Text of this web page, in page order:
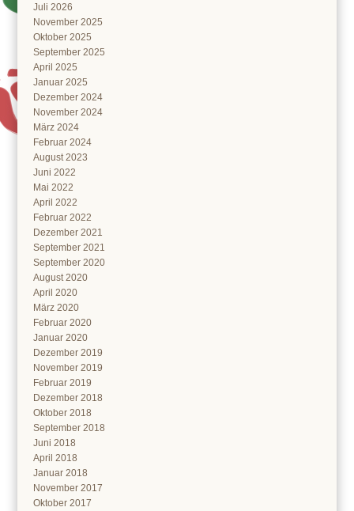
Juli 2026
November 2025
Oktober 2025
September 2025
April 2025
Januar 2025
Dezember 2024
November 2024
März 2024
Februar 2024
August 2023
Juni 2022
Mai 2022
April 2022
Februar 2022
Dezember 2021
September 2021
September 2020
August 2020
April 2020
März 2020
Februar 2020
Januar 2020
Dezember 2019
November 2019
Februar 2019
Dezember 2018
Oktober 2018
September 2018
Juni 2018
April 2018
Januar 2018
November 2017
Oktober 2017